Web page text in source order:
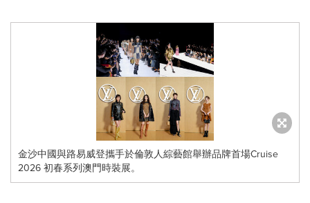
金沙中國與路易威登攜手於倫敦人綜藝館舉辦品牌首場Cruise
2026 初春系列澳門時裝展。